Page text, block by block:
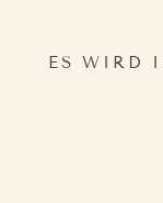
ES WIRD